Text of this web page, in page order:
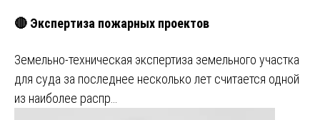
🔴 Экспертиза пожарных проектов
Земельно-техническая экспертиза земельного участка
для суда за последнее несколько лет считается одной
из наиболее распр…